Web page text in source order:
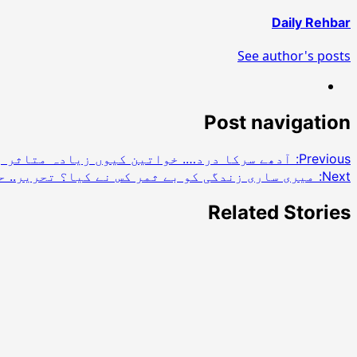
Daily Rehbar
See author's posts
Post navigation
Previous:
آدھے سرکا درد…. خواتین کیوں زیادہ متاثر
Next:
میری ساری زندگی کو بے ثمر کس نے کیا؟ تحریر..
Related Stories